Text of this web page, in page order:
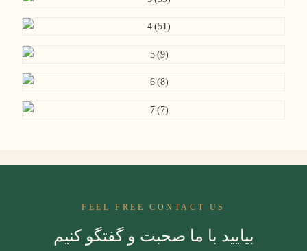
FEEL FREE CONTACT US
بیایید با ما صحبت و گفتگو کنیم